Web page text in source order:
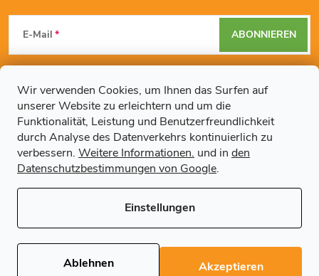
Wir verwenden Cookies, um Ihnen das Surfen auf
unserer Website zu erleichtern und um die
Funktionalität, Leistung und Benutzerfreundlichkeit
durch Analyse des Datenverkehrs kontinuierlich zu
verbessern. Weitere Informationen. und in den
Datenschutzbestimmungen von Google.
Einstellungen
Ablehnen Akzeptieren
F
u
ß
E-Mail
Mit der Eingabe Ihrer E-Mail-Adresse erklären Sie sich mit den
Datenschutzbestimmungen
einverstanden.
ABONNIEREN
Weitere Informationen
Copyright 2026Regals.de. Alle Rechte vorbehalten.Cookie-
Einstellungen ändern